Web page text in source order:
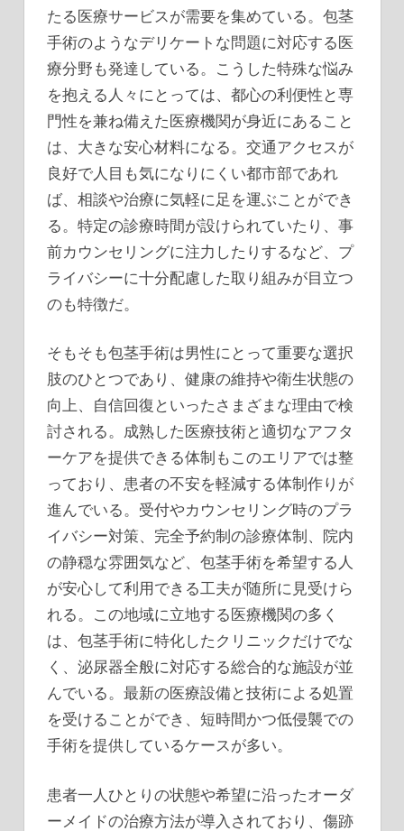
たる医療サービスが需要を集めている。包茎
手術のようなデリケートな問題に対応する医
療分野も発達している。こうした特殊な悩み
を抱える人々にとっては、都心の利便性と専
門性を兼ね備えた医療機関が身近にあること
は、大きな安心材料になる。交通アクセスが
良好で人目も気になりにくい都市部であれ
ば、相談や治療に気軽に足を運ぶことができ
る。特定の診療時間が設けられていたり、事
前カウンセリングに注力したりするなど、プ
ライバシーに十分配慮した取り組みが目立つ
のも特徴だ。
そもそも包茎手術は男性にとって重要な選択
肢のひとつであり、健康の維持や衛生状態の
向上、自信回復といったさまざまな理由で検
討される。成熟した医療技術と適切なアフタ
ーケアを提供できる体制もこのエリアでは整
っており、患者の不安を軽減する体制作りが
進んでいる。受付やカウンセリング時のプラ
イバシー対策、完全予約制の診療体制、院内
の静穏な雰囲気など、包茎手術を希望する人
が安心して利用できる工夫が随所に見受けら
れる。この地域に立地する医療機関の多く
は、包茎手術に特化したクリニックだけでな
く、泌尿器全般に対応する総合的な施設が並
んでいる。最新の医療設備と技術による処置
を受けることができ、短時間かつ低侵襲での
手術を提供しているケースが多い。
患者一人ひとりの状態や希望に沿ったオーダ
ーメイドの治療方法が導入されており、傷跡